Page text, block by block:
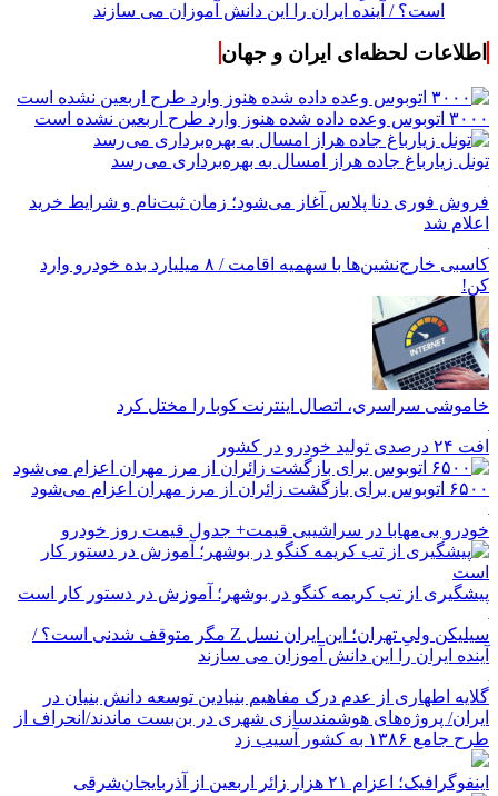
است؟ / آینده ایران را این دانش آموزان می سازند
اطلاعات لحظه‌ای ایران و جهان
۳۰۰۰ اتوبوس وعده داده شده هنوز وارد طرح اربعین نشده است
تونل زیارباغ جاده هراز امسال به بهره‌برداری می‌رسد
فروش فوری دنا پلاس آغاز می‌شود؛ زمان ثبت‌نام و شرایط خرید
اعلام شد
کاسبی خارج‌نشین‌ها با سهمیه اقامت / ۸ میلیارد بده خودرو وارد
کن!
خاموشی سراسری، اتصال اینترنت کوبا را مختل کرد
افت ۲۴ درصدی تولید خودرو در کشور
۶۵۰۰ اتوبوس برای بازگشت زائران از مرز مهران اعزام می‌شود
خودرو بی‌مهابا در سراشیبی قیمت+ جدول قیمت روز خودرو
پیشگیری از تب کریمه کنگو در بوشهر؛ آموزش در دستور کار است
سیلیکن ولیِ تهران؛ این ایران نسل Z مگر متوقف شدنی است؟ /
آینده ایران را این دانش آموزان می سازند
گلایه اطهاری از عدم درک مفاهیم بنیادین توسعه دانش بنیان در
ایران/ پروژه‌های هوشمندسازی شهری در بن‌بست ماندند/انحراف از
طرح جامع ۱۳۸۶ به کشور آسیب زد
اینفوگرافیک؛ اعزام ۲۱ هزار زائر اربعین از آذربایجان‌شرقی